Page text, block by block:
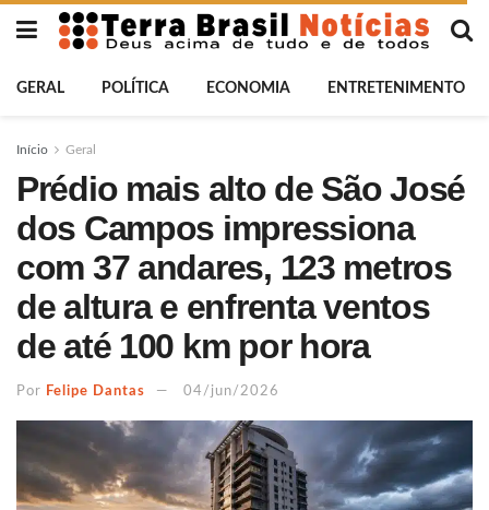
GERAL POLÍTICA ECONOMIA ENTRETENIMENTO
Início Geral
Prédio mais alto de São José
dos Campos impressiona
com 37 andares, 123 metros
de altura e enfrenta ventos
de até 100 km por hora
Por Felipe Dantas 04/jun/2026